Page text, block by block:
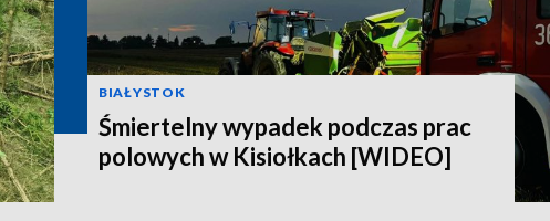
BIAŁYSTOK
Śmiertelny wypadek podczas prac
polowych w Kisiołkach [WIDEO]